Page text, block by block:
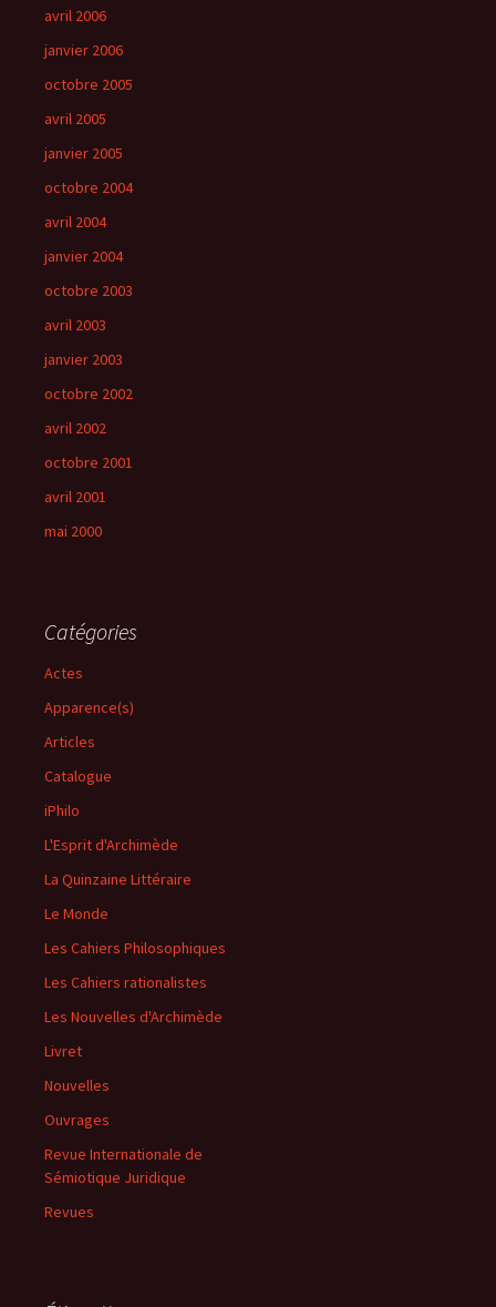
avril 2006
janvier 2006
octobre 2005
avril 2005
janvier 2005
octobre 2004
avril 2004
janvier 2004
octobre 2003
avril 2003
janvier 2003
octobre 2002
avril 2002
octobre 2001
avril 2001
mai 2000
Catégories
Actes
Apparence(s)
Articles
Catalogue
iPhilo
L'Esprit d'Archimède
La Quinzaine Littéraire
Le Monde
Les Cahiers Philosophiques
Les Cahiers rationalistes
Les Nouvelles d'Archimède
Livret
Nouvelles
Ouvrages
Revue Internationale de
Sémiotique Juridique
Revues